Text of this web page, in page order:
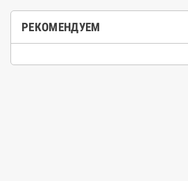
РЕКОМЕНДУЕМ